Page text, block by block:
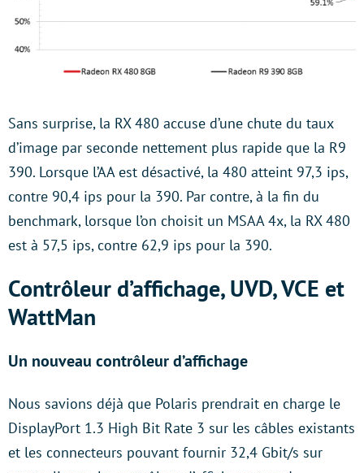
Sans surprise, la RX 480 accuse d’une chute du taux
d’image par seconde nettement plus rapide que la R9
390. Lorsque l’AA est désactivé, la 480 atteint 97,3 ips,
contre 90,4 ips pour la 390. Par contre, à la fin du
benchmark, lorsque l’on choisit un MSAA 4x, la RX 480
est à 57,5 ips, contre 62,9 ips pour la 390.
Contrôleur d’affichage, UVD, VCE et
WattMan
Un nouveau contrôleur d’affichage
Nous savions déjà que Polaris prendrait en charge le
DisplayPort 1.3 High Bit Rate 3 sur les câbles existants
et les connecteurs pouvant fournir 32,4 Gbit/s sur